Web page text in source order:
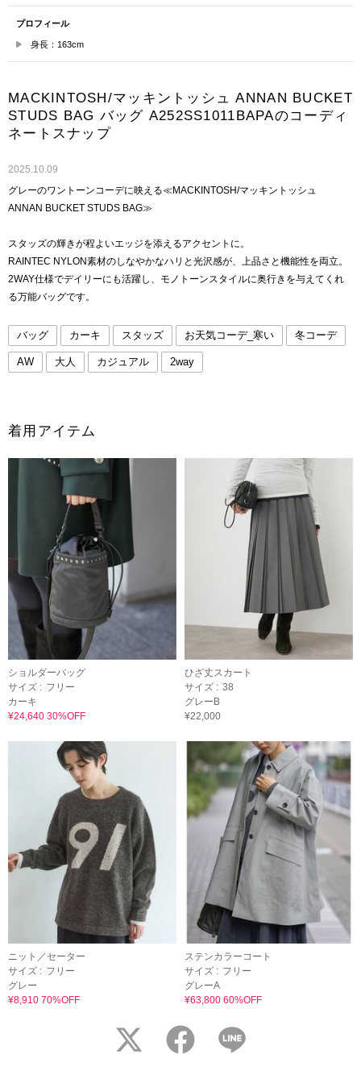
プロフィール
身長：163cm
MACKINTOSH/マッキントッシュ ANNAN BUCKET
STUDS BAG バッグ A252SS1011BAPAのコーディ
ネートスナップ
2025.10.09
グレーのワントーンコーデに映える≪MACKINTOSH/マッキントッシュ
ANNAN BUCKET STUDS BAG≫
スタッズの輝きが程よいエッジを添えるアクセントに。
RAINTEC NYLON素材のしなやかなハリと光沢感が、上品さと機能性を両立。
2WAY仕様でデイリーにも活躍し、モノトーンスタイルに奥行きを与えてくれ
る万能バッグです。
バッグ カーキ スタッズ お天気コーデ_寒い 冬コーデ
AW 大人 カジュアル 2way
着用アイテム
ショルダーバッグ
サイズ : フリー
カーキ
¥24,640 30%OFF
ひざ丈スカート
サイズ : 38
グレーB
¥22,000
ニット／セーター
サイズ : フリー
グレー
¥8,910 70%OFF
ステンカラーコート
サイズ : フリー
グレーA
¥63,800 60%OFF
twitter facebook